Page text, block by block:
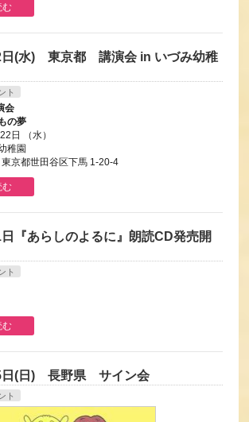
む
日(水) 東京都 講演会 in いづみ幼稚
ト
会
の夢
日 （水）
稚園
京都世田谷区下馬 1-20-4
む
『あらしのよるに』朗読CD発売開
ト
む
日(日) 長野県 サイン会
ト